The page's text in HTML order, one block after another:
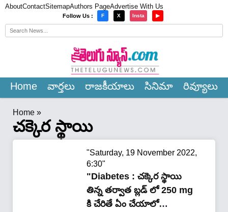
AboutContactSitemapAuthors PageAdvertise With Us
Follow Us : F X Insta ▶
Home వార్త‌లు రాజ‌కీయాలు సినిమా రివ్యూలు
Home »
చక్కెర స్థాయి
"Saturday, 19 November 2022,
6:30"
"Diabetes : చక్కెర స్థాయి
తిన్న తర్వాత బ్లడ్ లో 250 mg
కి చేరితే ఏం చేయాలో